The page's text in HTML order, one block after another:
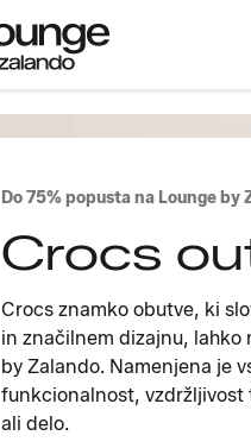
Do 75% popusta na Lounge by
Crocs
Crocs znamko obutve, ki
in značilnem dizajnu, lahko
by Zalando. Namenjena je
funkcionalnost, vzdržljivost
ali delo.